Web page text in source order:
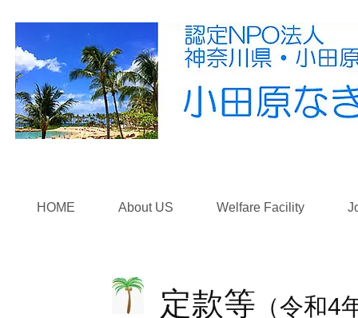
HOME About US Welfare Facility
​定款等 （令和4